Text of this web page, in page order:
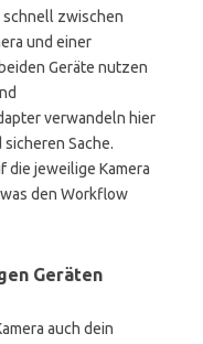
schnell zwischen
und einer
Geräte nutzen
verwandeln hier
Sache.
die jeweilige Kamera
den Workflow
Geräten
auch dein